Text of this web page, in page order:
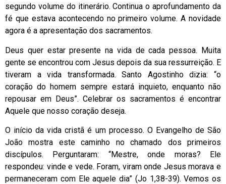
segundo volume do itinerário. Continua o aprofundamento da
fé que estava acontecendo no primeiro volume. A novidade
agora é a apresentação dos sacramentos.
Deus quer estar presente na vida de cada pessoa. Muita
gente se encontrou com Jesus depois da sua ressurreição. E
tiveram a vida transformada. Santo Agostinho dizia: “o
coração do homem sempre estará inquieto, enquanto não
repousar em Deus”. Celebrar os sacramentos é encontrar
Aquele que nosso coração deseja.
O início da vida cristã é um processo. O Evangelho de São
João mostra este caminho no chamado dos primeiros
discípulos. Perguntaram: “Mestre, onde moras? Ele
respondeu: vinde e vede. Foram, viram onde Jesus morava e
permaneceram com Ele aquele dia” (Jo 1,38-39). Vemos os